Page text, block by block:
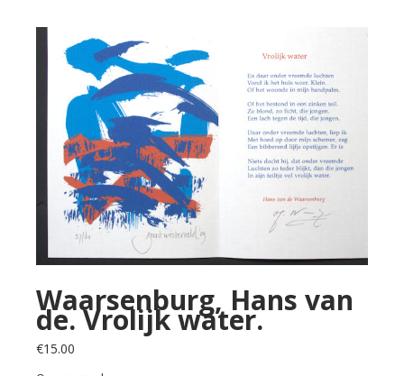
Waarsenburg, Hans van
de. Vrolijk water.
€15.00